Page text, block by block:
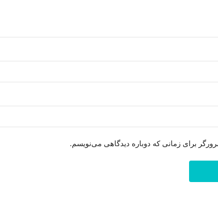
برای زمانی که دوباره دیدگاهی می‌نویسم.